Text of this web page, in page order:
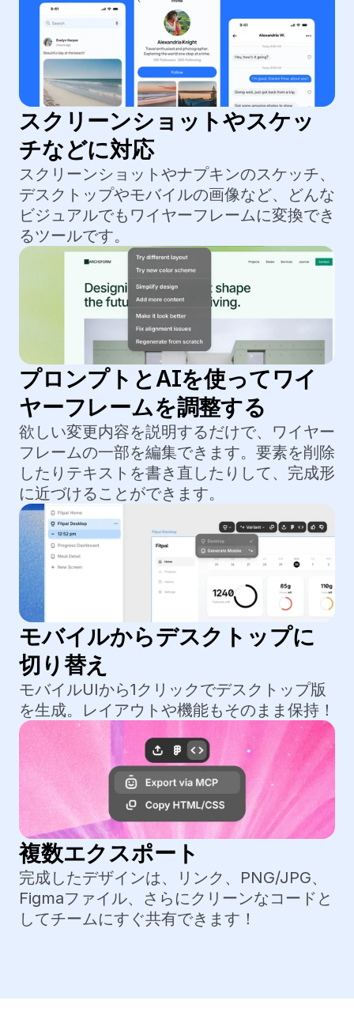
スクリーンショットやスケッ
チなどに対応
スクリーンショットやナプキンのスケッチ、
デスクトップやモバイルの画像など、どんな
ビジュアルでもワイヤーフレームに変換でき
るツールです。
プロンプトとAIを使ってワイ
ヤーフレームを調整する
欲しい変更内容を説明するだけで、ワイヤー
フレームの一部を編集できます。要素を削除
したりテキストを書き直したりして、完成形
に近づけることができます。
モバイルからデスクトップに
切り替え
モバイルUIから1クリックでデスクトップ版
を生成。レイアウトや機能もそのまま保持！
複数エクスポート
完成したデザインは、リンク、PNG/JPG、
Figmaファイル、さらにクリーンなコードと
してチームにすぐ共有できます！